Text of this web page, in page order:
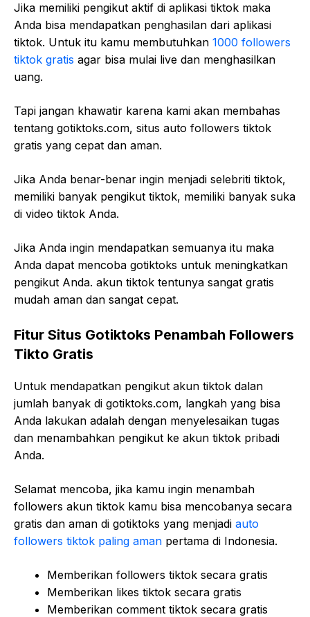
Jika memiliki pengikut aktif di aplikasi tiktok maka
Anda bisa mendapatkan penghasilan dari aplikasi
tiktok. Untuk itu kamu membutuhkan 1000 followers
tiktok gratis agar bisa mulai live dan menghasilkan
uang.
Tapi jangan khawatir karena kami akan membahas
tentang gotiktoks.com, situs auto followers tiktok
gratis yang cepat dan aman.
Jika Anda benar-benar ingin menjadi selebriti tiktok,
memiliki banyak pengikut tiktok, memiliki banyak suka
di video tiktok Anda.
Jika Anda ingin mendapatkan semuanya itu maka
Anda dapat mencoba gotiktoks untuk meningkatkan
pengikut Anda. akun tiktok tentunya sangat gratis
mudah aman dan sangat cepat.
Fitur Situs Gotiktoks Penambah Followers
Tikto Gratis
Untuk mendapatkan pengikut akun tiktok dalan
jumlah banyak di gotiktoks.com, langkah yang bisa
Anda lakukan adalah dengan menyelesaikan tugas
dan menambahkan pengikut ke akun tiktok pribadi
Anda.
Selamat mencoba, jika kamu ingin menambah
followers akun tiktok kamu bisa mencobanya secara
gratis dan aman di gotiktoks yang menjadi auto
followers tiktok paling aman pertama di Indonesia.
Memberikan followers tiktok secara gratis
Memberikan likes tiktok secara gratis
Memberikan comment tiktok secara gratis